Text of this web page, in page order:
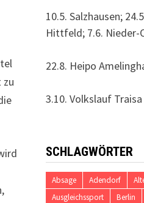
zu
10.5. Salzhausen;
Hittfeld; 7.6. Nieder-
22.8. Heipo
3.10. Volkslauf Traisa
SCHLAGWÖRTER
Absage Adendorf
Ausgleichssport
Berlin